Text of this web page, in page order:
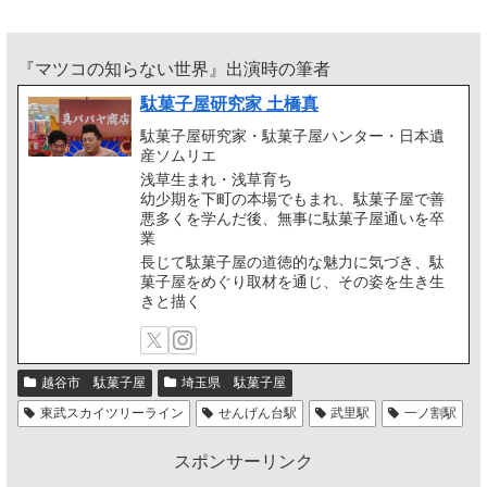
『マツコの知らない世界』出演時の筆者
駄菓子屋研究家 土橋真
駄菓子屋研究家・駄菓子屋ハンター・日本遺
産ソムリエ
浅草生まれ・浅草育ち
幼少期を下町の本場でもまれ、駄菓子屋で善
悪多くを学んだ後、無事に駄菓子屋通いを卒
業
長じて駄菓子屋の道徳的な魅力に気づき、駄
菓子屋をめぐり取材を通じ、その姿を生き生
きと描く
越谷市 駄菓子屋
埼玉県 駄菓子屋
東武スカイツリーライン
せんげん台駅 武里駅 一ノ割駅
スポンサーリンク